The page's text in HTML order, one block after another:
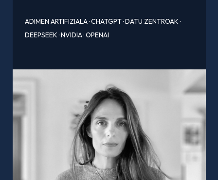
ADIMEN ARTIFIZIALA·CHATGPT·DATU ZENTROAK·
DEEPSEEK·NVIDIA·OPENAI